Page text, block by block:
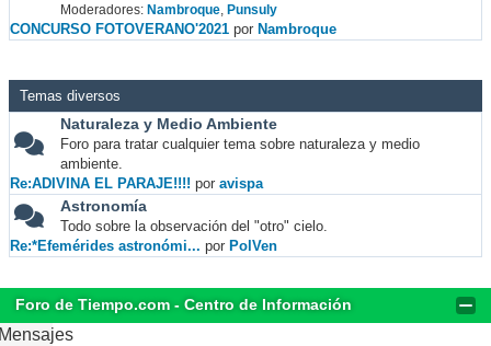
Moderadores: Nambroque, Punsuly
CONCURSO FOTOVERANO'2021 por Nambroque
Temas diversos
Naturaleza y Medio Ambiente
Foro para tratar cualquier tema sobre naturaleza y medio
ambiente.
Re:ADIVINA EL PARAJE!!!! por avispa
Astronomía
Todo sobre la observación del "otro" cielo.
Re:*Efemérides astronómi... por PolVen
Foro de Tiempo.com - Centro de Información